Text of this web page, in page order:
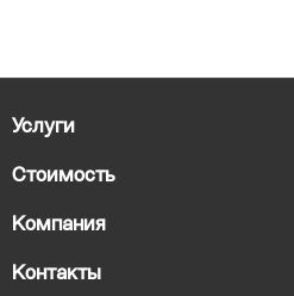
Услуги
Стоимость
Компания
Контакты